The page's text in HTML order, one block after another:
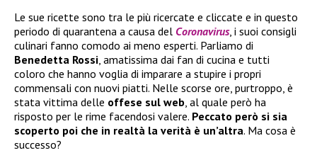
Le sue ricette sono tra le più ricercate e cliccate e in questo
periodo di quarantena a causa del Coronavirus, i suoi consigli
culinari fanno comodo ai meno esperti. Parliamo di
Benedetta Rossi, amatissima dai fan di cucina e tutti
coloro che hanno voglia di imparare a stupire i propri
commensali con nuovi piatti. Nelle scorse ore, purtroppo, è
stata vittima delle offese sul web, al quale però ha
risposto per le rime facendosi valere. Peccato però si sia
scoperto poi che in realtà la verità è un’altra. Ma cosa è
successo?